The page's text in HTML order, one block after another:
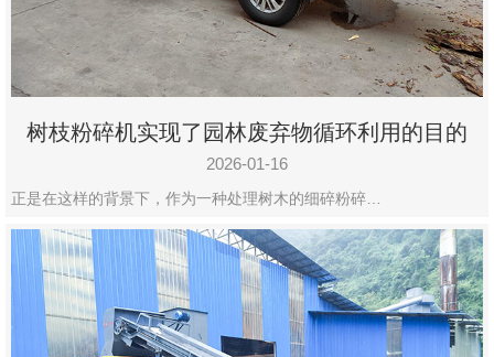
树枝粉碎机实现了园林废弃物循环利用的目的
2026-01-16
正是在这样的背景下，作为一种处理树木的细碎粉碎…